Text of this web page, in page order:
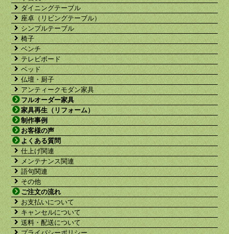
ダイニングテーブル
座卓（リビングテーブル）
シンプルテーブル
椅子
ベンチ
テレビボード
ベッド
仏壇・厨子
アンティークモダン家具
フルオーダー家具
家具再生（リフォーム）
制作事例
お客様の声
よくある質問
仕上げ関連
メンテナンス関連
語句関連
その他
ご注文の流れ
お支払いについて
キャンセルについて
送料・配送について